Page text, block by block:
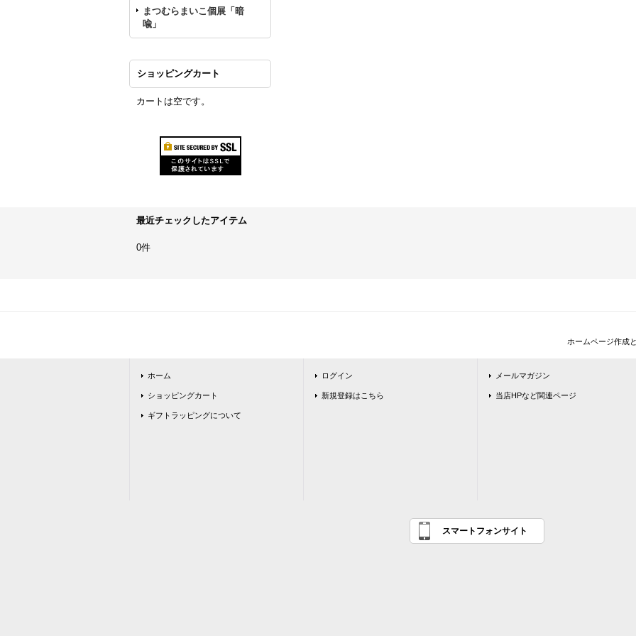
まつむらまいこ個展「暗
喩」
ショッピングカート
カートは空です。
最近チェックしたアイテム
0件
ホームページ作成
ホーム
ショッピングカート
ギフトラッピングについて
ログイン
新規登録はこちら
メールマガジン
当店HPなど関連ページ
スマートフォンサイト